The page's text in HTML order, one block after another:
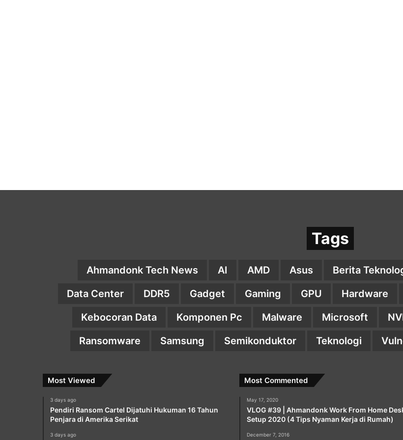
Tags
Ahmandonk Tech News AI AMD Asus Berita
Data Center
DDR5 Gadget Gaming GPU Hardware
Kebocoran Data
Komponen Pc Malware Microsoft
Ransomware
Samsung Semikonduktor Teknologi
Most Viewed
3 days ago
Pendiri Ransom Cartel Dijatuhi Hukuman 16 Tahun
Penjara di Amerika Serikat
3 days ago
Most Commented
May 17, 2020
VLOG #39 | Ahmandonk Work From Home
Setup 2020 (4 Tips Nyaman Kerja di Rumah)
December 7, 2016